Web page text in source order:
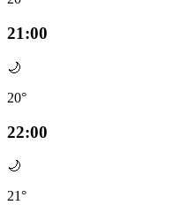
21:00
🌙
20°
22:00
🌙
21°